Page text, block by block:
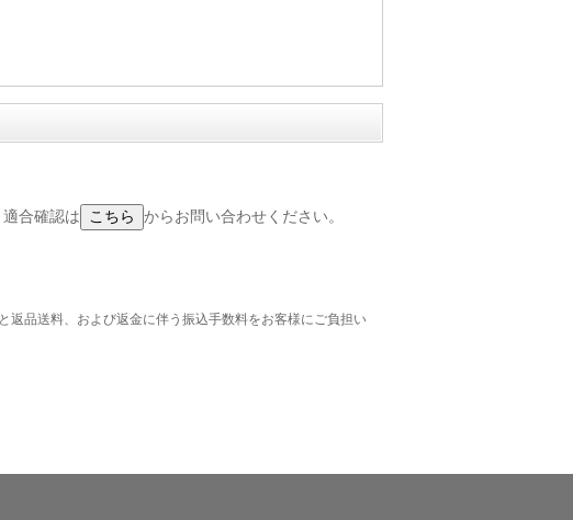
合確認は からお問い合わせください。
返品送料、および返金に伴う振込手数料をお客様にご負担い